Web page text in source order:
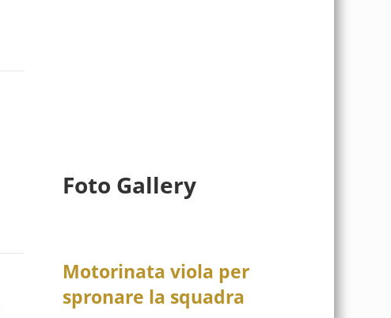
Foto Gallery
Motorinata viola per
spronare la squadra